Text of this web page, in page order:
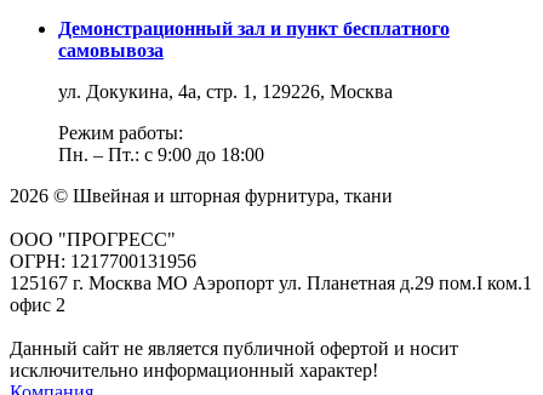
Демонстрационный зал и пункт бесплатного
самовывоза
ул. Докукина, 4а, стр. 1, 129226, Москва
Режим работы:
Пн. – Пт.: с 9:00 до 18:00
2026 © Швейная и шторная фурнитура, ткани
ООО "ПРОГРЕСС"
ОГРН: 1217700131956
125167 г. Москва МО Аэропорт ул. Планетная д.29 пом.I ком.1
офис 2
Данный сайт не является публичной офертой и носит
исключительно информационный характер!